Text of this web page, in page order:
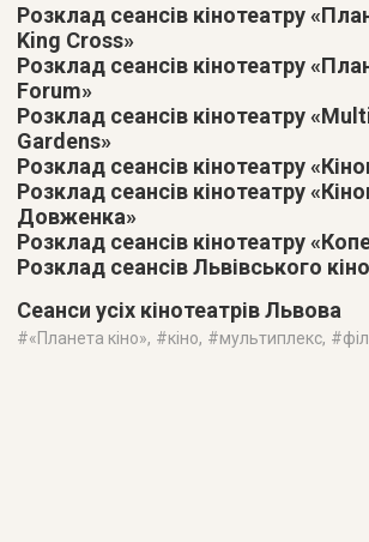
Розклад сеансів кінотеатру
King Cross»
Розклад сеансів кінотеатру
Forum»
Розклад сеансів кінотеатру
Gardens»
Розклад сеансів кінотеатру
Розклад сеансів кінотеатру
Довженка»
Розклад сеансів кінотеатру
Розклад сеансів Львівського
Сеанси усіх кінотеатрів Львова
#«Планета кіно», #кіно, #мультиплекс, #